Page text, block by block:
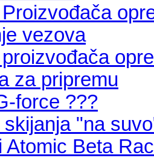
vezova
za pripremu
force ???
skijanja "na
Atomic Beta